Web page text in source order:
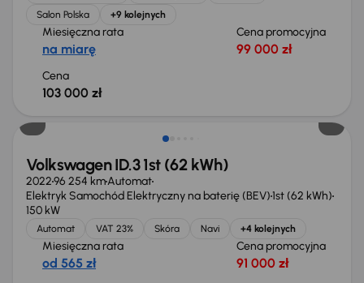
Salon Polska
+9 kolejnych
Miesięczna rata
na miarę
Cena promocyjna
99 000 zł
Cena
103 000 zł
Volkswagen ID.3 1st (62 kWh)
202296 254 kmAutomat
Elektryk Samochód Elektryczny na baterię (BEV)1st (62 kWh)
150 kW
Automat VAT 23% Skóra Navi +4 kolejnych
Miesięczna rata
od 565 zł
Cena promocyjna
91 000 zł